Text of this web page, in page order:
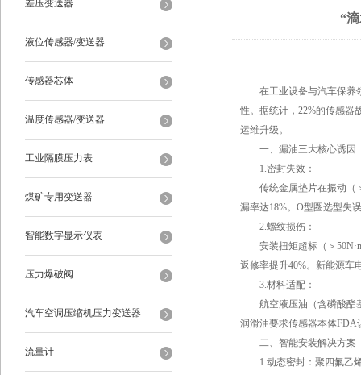
差压变送器
液位传感器/变送器
传感器芯体
温度传感器/变送器
工业隔膜压力表
煤矿专用变送器
智能数字显示仪表
压力爆破阀
汽车空调压缩机压力变送器
流量计
“
在工业设备与汽车保养
性。据统计，22%的传感器
运维升级。
一、漏油三大核心诱因
1.密封失效：
传统金属垫片在振动（＞
漏率达18%。O型圈选型失
2.螺纹损伤：
安装扭矩超标（＞50N·m
返修率提升40%。新能源车
3.材料适配：
航空液压油（含磷酸酯基
润滑油要求传感器本体FDA
二、智能安装解决方案
1.动态密封：聚四氟乙烯